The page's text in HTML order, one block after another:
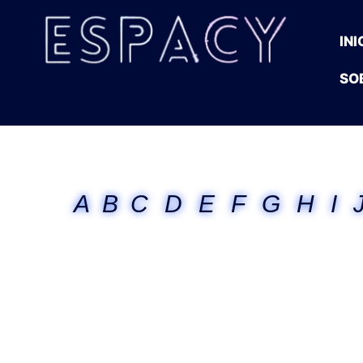
A B C D E F G H I